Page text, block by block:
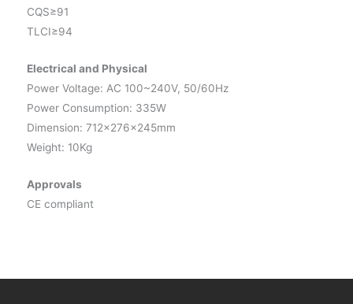
CQS≥91
TLCI≥94
Electrical and Physical
Power Voltage: AC 100~240V, 50/60Hz
Power Consumption: 335W
Dimension: 712x276x245mm
Weight: 10Kg
Approvals
CE compliant